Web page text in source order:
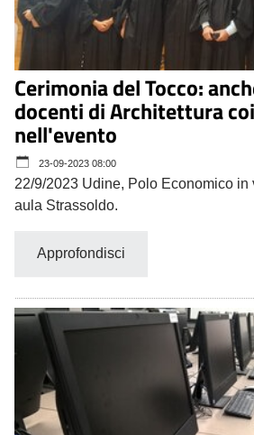
Cerimonia del Tocco:
docenti di Architettura
nell'evento
23-09-2023 08:00
22/9/2023 Udine, Polo Economico in
aula Strassoldo.
Approfondisci